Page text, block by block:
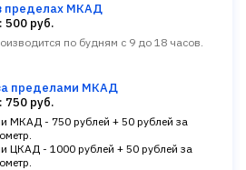
пределах МКАД
500 руб.
по будням с 9 до 18 часов.
пределами МКАД
750 руб.
МКАД - 750 рублей + 50 рублей за
ЦКАД - 1000 рублей + 50 рублей за